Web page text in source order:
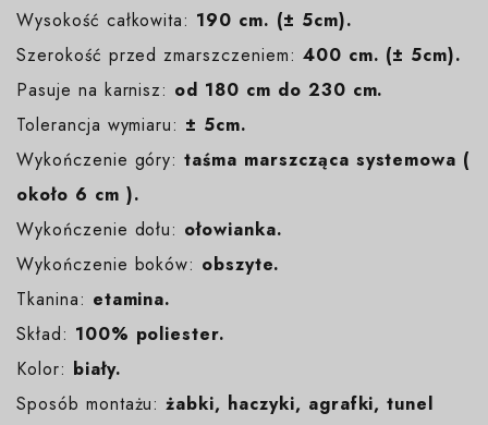
Wysokość całkowita: 190 cm. (± 5cm).
Szerokość przed zmarszczeniem: 400 cm. (± 5cm).
Pasuje na karnisz: od 180 cm do 230 cm.
Tolerancja wymiaru: ± 5cm.
Wykończenie góry:taśma marszcząca systemowa (
około 6 cm ).
Wykończenie dołu: ołowianka.
Wykończenie boków: obszyte.
Tkanina: etamina.
Skład: 100% poliester.
Kolor: biały.
Sposób montażu:żabki, haczyki, agrafki, tunel